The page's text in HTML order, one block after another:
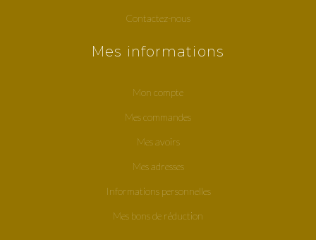
Contactez-nous
Mes informations
Mon compte
Mes commandes
Mes avoirs
Mes adresses
Informations personnelles
Mes bons de réduction